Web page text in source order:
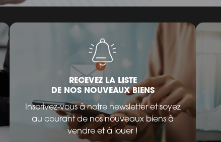
RECEVEZ LA LISTE
DE NOS NOUVEAUX BIENS
Inscrivez-vous à notre newsletter et soyez
au courant de nos nouveaux biens à
vendre et à louer !